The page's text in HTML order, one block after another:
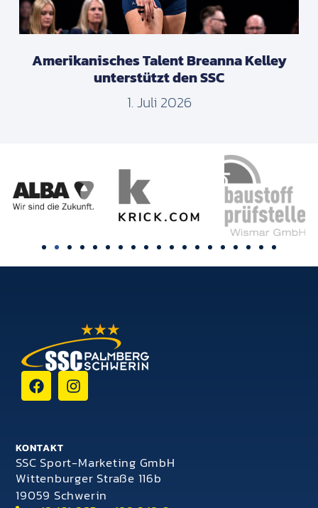
Amerikanisches Talent Breanna Kelley
unterstützt den SSC
1. Juli 2026
KONTAKT
SSC Sport-Marketing GmbH
Wittenburger Straße 116b
19059 Schwerin